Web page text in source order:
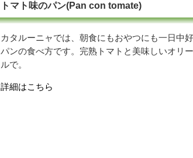
トマト味のパン(Pan con tomate)
カタルーニャでは、朝食にもおやつにも一日中
パンの食べ方です。完熟トマトと美味しいオリ
ルで。
詳細はこちら